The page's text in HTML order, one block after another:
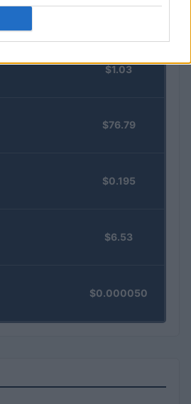
$1.03
$76.79
$0.195
$6.53
$0.000050